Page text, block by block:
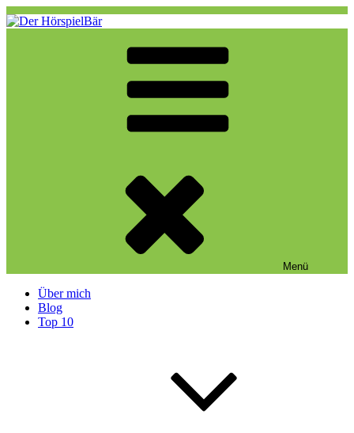
Zum
Inhalt
Eine weitere WordPress-Website
Menü
Über mich
Blog
Top 10